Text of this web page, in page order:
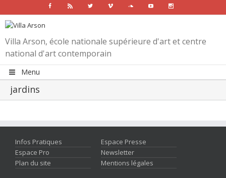
Facebook Rss Twitter Vimeo SoundcloudYoutube
Villa Arson, école nationale supérieure d'art et centre
national d'art contemporain
Menu
jardins
Infos Pratiques
Espace Presse
Espace Pro
Newsletter
Plan du site
Mentions légales